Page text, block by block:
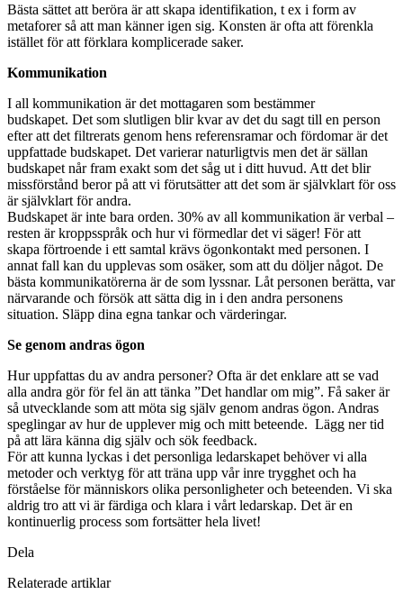
Bästa sättet att beröra är att skapa identifikation, t ex i form av
metaforer så att man känner igen sig. Konsten är ofta att förenkla
istället för att förklara komplicerade saker.
Kommunikation
I all kommunikation är det mottagaren som bestämmer
budskapet. Det som slutligen blir kvar av det du sagt till en person
efter att det filtrerats genom hens referensramar och fördomar är det
uppfattade budskapet. Det varierar naturligtvis men det är sällan
budskapet når fram exakt som det såg ut i ditt huvud. Att det blir
missförstånd beror på att vi förutsätter att det som är självklart för oss
är självklart för andra.
Budskapet är inte bara orden. 30% av all kommunikation är verbal –
resten är kroppsspråk och hur vi förmedlar det vi säger! För att
skapa förtroende i ett samtal krävs ögonkontakt med personen. I
annat fall kan du upplevas som osäker, som att du döljer något. De
bästa kommunikatörerna är de som lyssnar. Låt personen berätta, var
närvarande och försök att sätta dig in i den andra personens
situation. Släpp dina egna tankar och värderingar.
Se genom andras ögon
Hur uppfattas du av andra personer? Ofta är det enklare att se vad
alla andra gör för fel än att tänka ”Det handlar om mig”. Få saker är
så utvecklande som att möta sig själv genom andras ögon. Andras
speglingar av hur de upplever mig och mitt beteende. Lägg ner tid
på att lära känna dig själv och sök feedback.
För att kunna lyckas i det personliga ledarskapet behöver vi alla
metoder och verktyg för att träna upp vår inre trygghet och ha
förståelse för människors olika personligheter och beteenden. Vi ska
aldrig tro att vi är färdiga och klara i vårt ledarskap. Det är en
kontinuerlig process som fortsätter hela livet!
Dela
Relaterade artiklar